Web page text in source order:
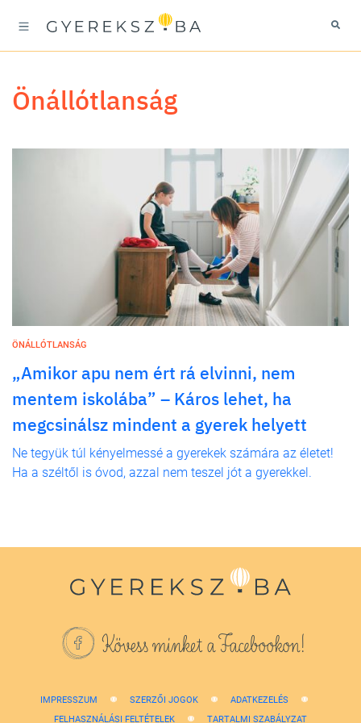
önállótlanság
ÖNÁLLÓTLANSÁG
„Amikor apu nem ért rá elvinni, nem
mentem iskolába” – Káros lehet, ha
megcsinálsz mindent a gyerek helyett
Ne tegyük túl kényelmessé a gyerekek számára az életet!
Ha a széltől is óvod, azzal nem teszel jót a gyerekkel.
Kövess minket a Facebookon!
IMPRESSZUM SZERZŐI JOGOK
ADATKEZELÉS
FELHASZNÁLÁSI FELTÉTELEK
TARTALMI SZABÁLYZAT